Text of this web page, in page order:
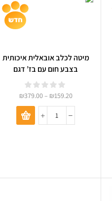
מיטה לכלב אובאלית איכותית
בצבע חום עם בז’ דגם
OTTOMAN 03
₪159.20
–
₪379.00